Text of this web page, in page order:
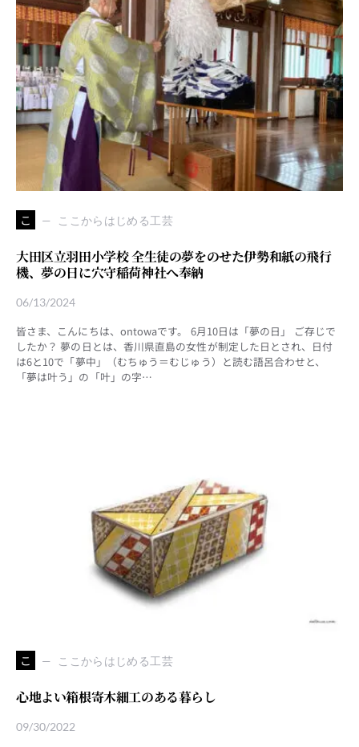
こ ここからはじめる工芸
大田区立羽田小学校 全生徒の夢をのせた伊勢和紙の飛行
機、夢の日に穴守稲荷神社へ奉納
06/13/2024
皆さま、こんにちは、ontowaです。 6月10日は「夢の日」 ご存じで
したか？ 夢の日とは、香川県直島の女性が制定した日とされ、日付
は6と10で「夢中」（むちゅう＝むじゅう）と読む語呂合わせと、
「夢は叶う」の「叶」の字…
こ ここからはじめる工芸
心地よい箱根寄木細工のある暮らし
09/30/2022